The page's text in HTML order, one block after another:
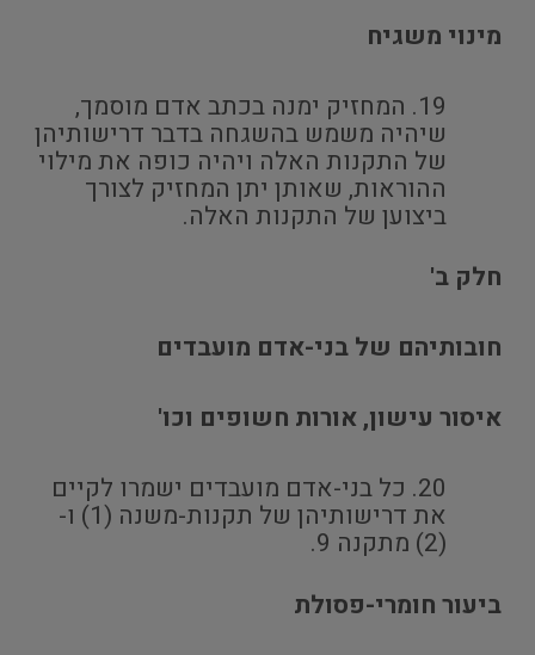
מינוי משגיח
המחזיק ימנה בכתב אדם מוסמך,
שיהיה משמש בהשגחה בדבר דרישותיהן
של התקנות האלה ויהיה כופה את מילוי
ההוראות, שאותן יתן המחזיק לצורך
ביצוען של התקנות האלה.
חלק ב'
חובותיהם של בני-אדם מועבדים
איסור עישון, אורות חשופים וכו'
כל בני-אדם מועבדים ישמרו לקיים
את דרישותיהן של תקנות-משנה (1) ו-
(2) מתקנה 9.
ביעור חומרי-פסולת